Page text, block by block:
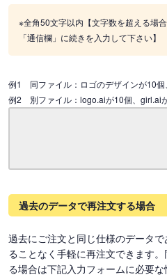
※全角50文字以内【文字数を超える場
「通信欄」に続きを入力して下さい】
例1 同ファイル：ロゴのデザインが10個
例2 別ファイル：logo.aiが10個、girl.ai
過去のデータで再注文する場合
過去にご注文と同じ仕様のデータ
ることなく手軽に再注文できます
る場合は下記入力フォームに必要な